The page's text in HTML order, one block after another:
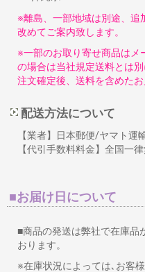
※離島、一部地域は別途、追
改めてご案内致します。
※一部のお取り寄せ商品はメ
の場合は当社規定送料とは
注文確定後、送料を含めた
配送方法について
【業者】日本郵便/ヤマト運
【代引手数料料金
■お届け日について
■商品の発送は弊社で在庫品
おります。
※在庫状況によっては､お客